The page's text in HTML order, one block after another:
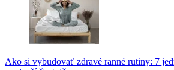
Ako si vybudovať zdravé ranné rutiny: 7